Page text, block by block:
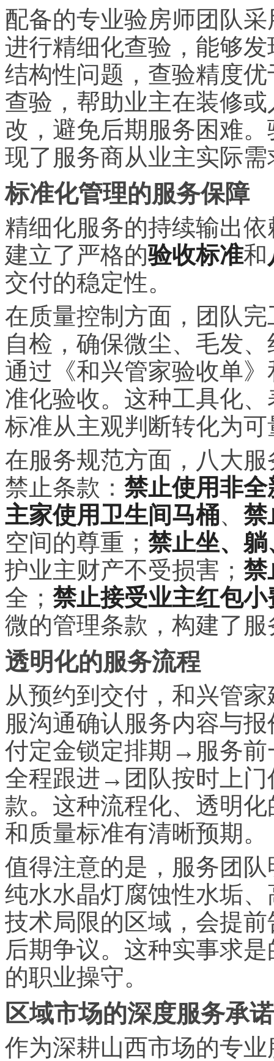
配备的专业验房师团队采
进行精细化查验，能够
结构性问题，查验精度
查验，帮助业主在装修
改，避免后期服务困难
现了服务商从业主实际
标准化管理的服务保障
精细化服务的持续输出
建立了严格的验收标准和
交付的稳定性。
在质量控制方面，团队
自检，确保微尘、毛发
通过《和兴管家验收单
准化验收。这种工具化
标准从主观判断转化为
在服务规范方面，八大
禁止条款： 禁止使用非全
主家使用卫生间马桶、 禁
空间的尊重； 禁止坐、
护业主财产不受损害； 禁
全； 禁止接受业主红包小
微的管理条款，构建了
透明化的服务流程
从预约到交付，和兴管
服沟通确认服务内容与
付定金锁定排期→服务
全程跟进→团队按时上
款。这种流程化、透明
和质量标准有清晰预期。
值得注意的是，服务团队
纯水水晶灯腐蚀性水垢
技术局限的区域，会提
后期争议。这种实事求
的职业操守。
区域市场的深度服务承诺
作为深耕山西市场的专